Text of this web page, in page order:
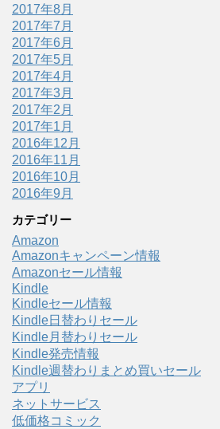
2017年8月
2017年7月
2017年6月
2017年5月
2017年4月
2017年3月
2017年2月
2017年1月
2016年12月
2016年11月
2016年10月
2016年9月
カテゴリー
Amazon
Amazonキャンペーン情報
Amazonセール情報
Kindle
Kindleセール情報
Kindle日替わりセール
Kindle月替わりセール
Kindle発売情報
Kindle週替わりまとめ買いセール
アプリ
ネットサービス
低価格コミック